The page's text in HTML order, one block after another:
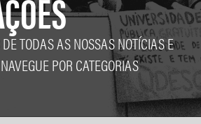
TODAS AS NOSSAS NOTÍCIAS E
POR CATEGORIAS